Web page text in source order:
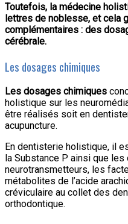
Toutefois, la médecine
lettres de noblesse, et cela
complémentaires : des
cérébrale.
Les dosages chimiques
Les dosages chimiques
holistique sur les
être réalisés soit en
acupuncture.
En dentisterie holistique, il
la Substance P ainsi que
neurotransmetteurs, les
métabolites de l’acide
créviculaire au collet des
orthodontique.